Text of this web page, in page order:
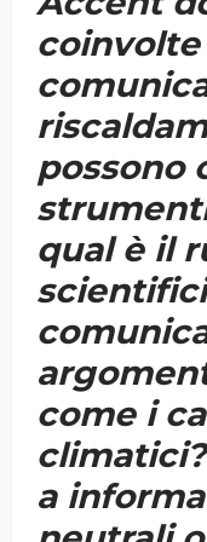
possono
qual è il
come i
a